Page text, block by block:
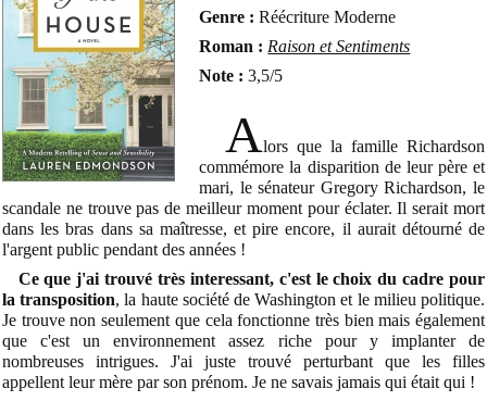
Genre : Réécriture Moderne
Roman : Raison et Sentiments
Note : 3,5/5
Alors que la famille Richardson
commémore la disparition de leur père et
mari, le sénateur Gregory Richardson, le
scandale ne trouve pas de meilleur moment pour éclater. Il serait mort
dans les bras dans sa maîtresse, et pire encore, il aurait détourné de
l'argent public pendant des années !
Ce que j'ai trouvé très interessant, c'est le choix du cadre pour
la transposition, la haute société de Washington et le milieu politique.
Je trouve non seulement que cela fonctionne très bien mais également
que c'est un environnement assez riche pour y implanter de
nombreuses intrigues. J'ai juste trouvé perturbant que les filles
appellent leur mère par son prénom. Je ne savais jamais qui était qui !